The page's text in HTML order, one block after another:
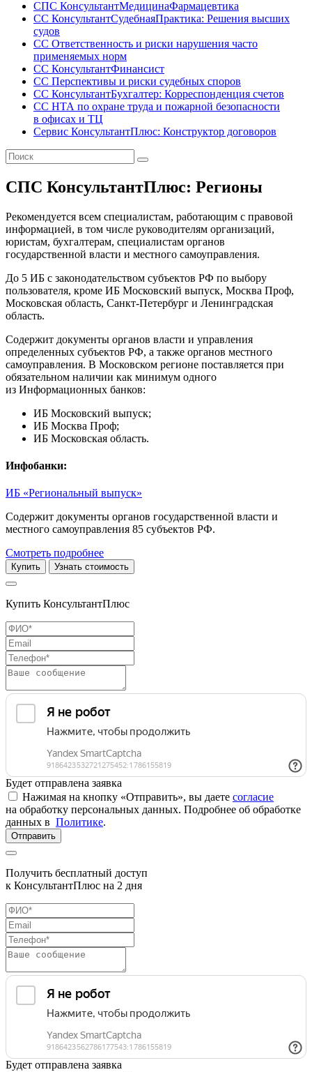
СПС КонсультантМедицинаФармацевтика
СС КонсультантСудебнаяПрактика: Решения высших
судов
СС Ответственность и риски нарушения часто
применяемых норм
СС КонсультантФинансист
СС Перспективы и риски судебных споров
СС КонсультантБухгалтер: Корреспонденция счетов
СС НТА по охране труда и пожарной безопасности
в офисах и ТЦ
Сервис КонсультантПлюс: Конструктор договоров
СПС КонсультантПлюс: Регионы
Рекомендуется всем специалистам, работающим с правовой
информацией, в том числе руководителям организаций,
юристам, бухгалтерам, специалистам органов
государственной власти и местного самоуправления.
До 5 ИБ с законодательством субъектов РФ по выбору
пользователя, кроме ИБ Московский выпуск, Москва Проф,
Московская область, Санкт-Петербург и Ленинградская
область.
Содержит документы органов власти и управления
определенных субъектов РФ, а также органов местного
самоуправления. В Московском регионе поставляется при
обязательном наличии как минимум одного
из Информационных банков:
ИБ Московский выпуск;
ИБ Москва Проф;
ИБ Московская область.
Инфобанки:
ИБ «Региональный выпуск»
Содержит документы органов государственной власти и
местного самоуправления 85 субъектов РФ.
Смотреть подробнее
Купить Узнать стоимость
Купить КонсультантПлюс
Будет отправлена заявка
Нажимая на кнопку «Отправить», вы даете согласие
на обработку персональных данных. Подробнее об обработке
данных в Политике.
Отправить
Получить бесплатный доступ
к КонсультантПлюс на 2 дня
Будет отправлена заявка